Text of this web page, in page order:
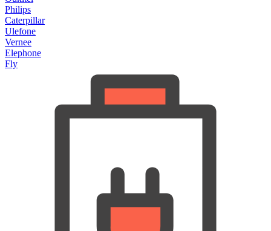
Philips
Caterpillar
Ulefone
Vernee
Elephone
Fly